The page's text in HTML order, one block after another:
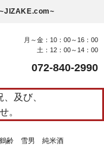
~JIZAKE.com~
月～金：10：00～16：00
土：12：00～14：00
072-840-2990
及び、
。
齢 雪男 純米酒